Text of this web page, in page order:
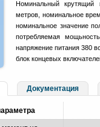
Номинальный
метров, номинальное
номинальное значение
потребляемая
напряжение питания 380
блок концевых
Документация